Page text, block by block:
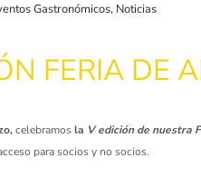
Gastronómicos, Noticias
FERIA DE
celebramosla V edición de nuestra
para socios y no socios.